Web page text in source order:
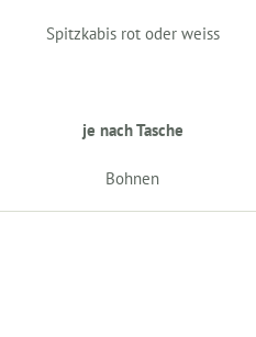
Spitzkabis rot oder weiss
je nach Tasche
Bohnen